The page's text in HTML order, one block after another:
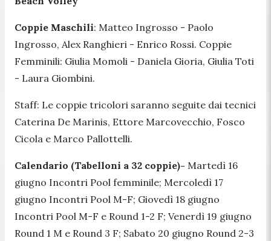
Coppie Maschili: Matteo Ingrosso - Paolo
Ingrosso, Alex Ranghieri - Enrico Rossi. Coppie
Femminili: Giulia Momoli - Daniela Gioria, Giulia Toti
- Laura Giombini.
Staff: Le coppie tricolori saranno seguite dai tecnici
Caterina De Marinis, Ettore Marcovecchio, Fosco
Cicola e Marco Pallottelli.
Calendario (Tabelloni a 32 coppie)- Martedì 16
giugno Incontri Pool femminile; Mercoledì 17
giugno Incontri Pool M-F; Giovedì 18 giugno
Incontri Pool M-F e Round 1-2 F; Venerdì 19 giugno
Round 1 M e Round 3 F; Sabato 20 giugno Round 2-3